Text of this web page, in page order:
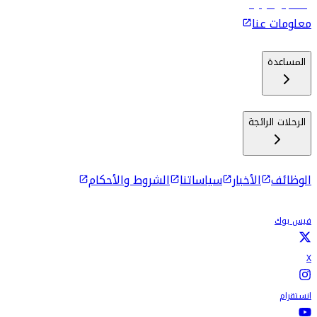
رحلات إلى كولومبو
معلومات عنا
المساعدة
الرحلات الرائجة
الوظائف الأخبار سياساتنا الشروط والأحكام
فيس بوك
X
انستقرام